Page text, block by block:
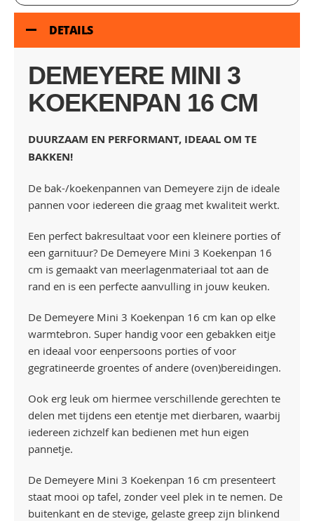
DETAILS
DEMEYERE MINI 3
KOEKENPAN 16 CM
DUURZAAM EN PERFORMANT, IDEAAL OM TE
BAKKEN!
De bak-/koekenpannen van Demeyere zijn de ideale
pannen voor iedereen die graag met kwaliteit werkt.
Een perfect bakresultaat voor een kleinere porties of
een garnituur? De Demeyere Mini 3 Koekenpan 16
cm is gemaakt van meerlagenmateriaal tot aan de
rand en is een perfecte aanvulling in jouw keuken.
De Demeyere Mini 3 Koekenpan 16 cm kan op elke
warmtebron. Super handig voor een gebakken eitje
en ideaal voor eenpersoons porties of voor
gegratineerde groentes of andere (oven)bereidingen.
Ook erg leuk om hiermee verschillende gerechten te
delen met tijdens een etentje met dierbaren, waarbij
iedereen zichzelf kan bedienen met hun eigen
pannetje.
De Demeyere Mini 3 Koekenpan 16 cm presenteert
staat mooi op tafel, zonder veel plek in te nemen. De
buitenkant en de stevige, gelaste greep zijn blinkend